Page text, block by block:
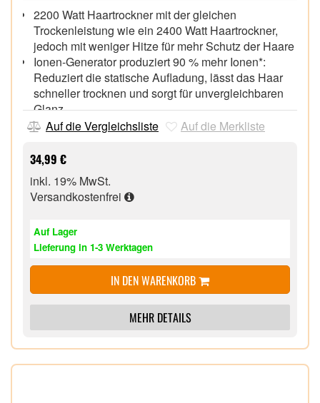
2200 Watt Haartrockner mit der gleichen
Trockenleistung wie ein 2400 Watt Haartrockner,
jedoch mit weniger Hitze für mehr Schutz der Haare
Ionen-Generator produziert 90 % mehr Ionen*:
Reduziert die statische Aufladung, lässt das Haar
schneller trocknen und sorgt für unvergleichbaren
Glanz
Ionen-LED-Anzeige,
Wärmeverteilung,
Geringe Lautstärke für ein angenehmes Trocknen
der Haare, 3 Heiz- und 2 separate Gebläsestufen
Turbofunktion für ein schnelles Trocknen der
Abkühlstufe zum Fixieren des Stylings,
Schmale Stylingdüse für ein präzises Styling, breite
Stylingdüse für eine optimale Hitzeverteilung
Diffusor für extra Fülle und Volumen, abnehmbarer,
leicht zu reinigender Luftfilter
Auf die Vergleichsliste Auf die Merkliste
34,99 €
inkl. 19% MwSt.
Versandkostenfrei
Auf Lager
Lieferung in 1-3 Werktagen
IN DEN WARENKORB
MEHR DETAILS